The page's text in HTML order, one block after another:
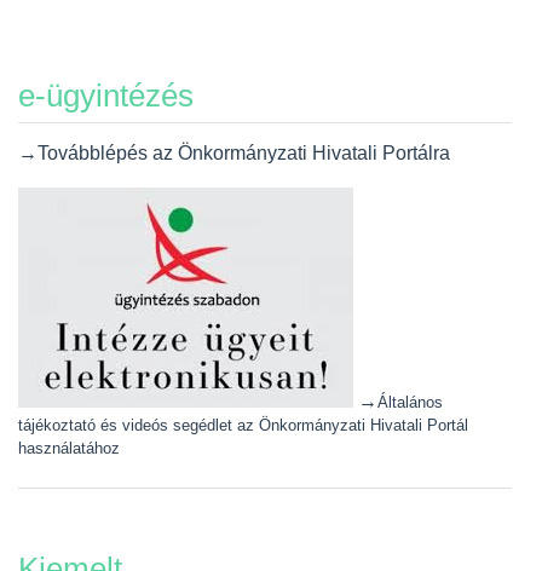
e-ügyintézés
→Továbblépés az Önkormányzati Hivatali Portálra
→ Általános
tájékoztató és videós segédlet az Önkormányzati Hivatali Portál
használatához